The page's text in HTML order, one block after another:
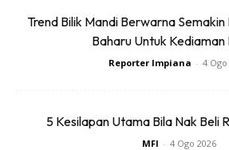
Ads
Trend Bilik Mandi Berwarna
Baharu Untuk Kediaman
Reporter Impiana - 4 Ogo
5 Kesilapan Utama Bila Nak Beli
MFI - 4 Ogo 2026